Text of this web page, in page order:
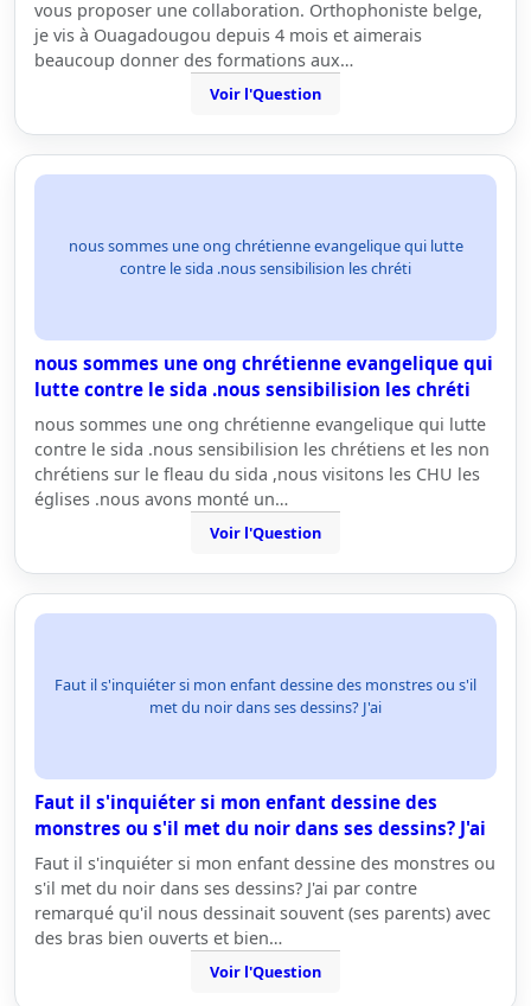
vous proposer une collaboration. Orthophoniste belge,
je vis à Ouagadougou depuis 4 mois et aimerais
beaucoup donner des formations aux…
Voir l'Question
nous sommes une ong chrétienne evangelique qui lutte
contre le sida .nous sensibilision les chréti
nous sommes une ong chrétienne evangelique qui
lutte contre le sida .nous sensibilision les chréti
nous sommes une ong chrétienne evangelique qui lutte
contre le sida .nous sensibilision les chrétiens et les non
chrétiens sur le fleau du sida ,nous visitons les CHU les
églises .nous avons monté un…
Voir l'Question
Faut il s'inquiéter si mon enfant dessine des monstres ou s'il
met du noir dans ses dessins? J'ai
Faut il s'inquiéter si mon enfant dessine des
monstres ou s'il met du noir dans ses dessins? J'ai
Faut il s'inquiéter si mon enfant dessine des monstres ou
s'il met du noir dans ses dessins? J'ai par contre
remarqué qu'il nous dessinait souvent (ses parents) avec
des bras bien ouverts et bien…
Voir l'Question